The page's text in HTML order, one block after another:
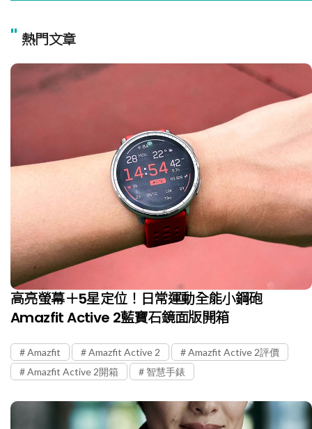
" 熱門文章
高亮螢幕＋5星定位！日常運動全能小鋼砲
Amazfit Active 2藍寶石鏡面版開箱
Amazfit Amazfit Active 2
Amazfit Active 2評價
Amazfit Active 2開箱
智慧手錶